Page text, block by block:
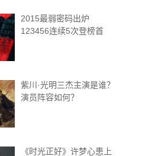
2015最弱密码出炉
123456连续5次登榜首
紫川·光明三杰主演是谁？
演员阵容如何？
《时光正好》许梦心患上